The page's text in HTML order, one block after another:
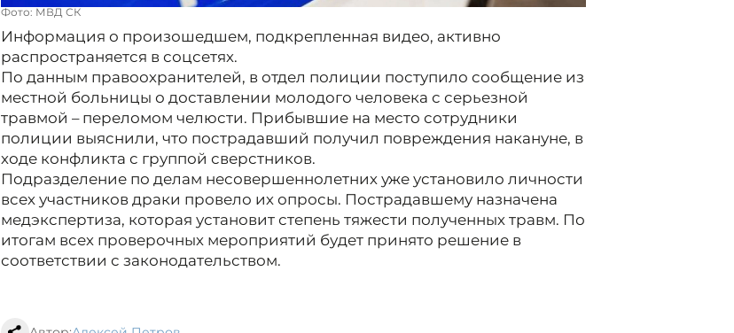
Фото: МВД СК
Информация о произошедшем, подкрепленная видео, активно
распространяется в соцсетях.
По данным правоохранителей, в отдел полиции поступило сообщение из
местной больницы о доставлении молодого человека с серьезной
травмой – переломом челюсти. Прибывшие на место сотрудники
полиции выяснили, что пострадавший получил повреждения накануне, в
ходе конфликта с группой сверстников.
Подразделение по делам несовершеннолетних уже установило личности
всех участников драки провело их опросы. Пострадавшему назначена
медэкспертиза, которая установит степень тяжести полученных травм. По
итогам всех проверочных мероприятий будет принято решение в
соответствии с законодательством.